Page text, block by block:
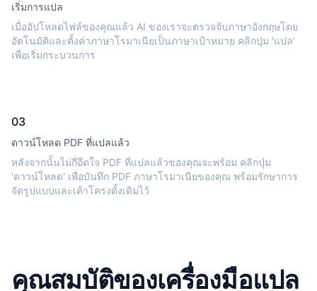
เริ่มการแปล
เมื่ออัปโหลดไฟล์ของคุณแล้ว AI ของเราจะตรวจจับภาษาอังกฤษโดย
อัตโนมัติและตั้งค่าภาษาโรมาเนียเป็นภาษาเป้าหมาย คลิกปุ่ม 'แปล'
เพื่อเริ่มกระบวนการ
03
ดาวน์โหลด PDF ที่แปลแล้ว
หลังจากนั้นไม่กี่อึดใจ PDF ที่แปลแล้วของคุณจะพร้อม คลิกปุ่ม
'ดาวน์โหลด' เพื่อบันทึก PDF ภาษาโรมาเนียของคุณ พร้อมรักษาการ
จัดรูปแบบและเค้าโครงดั้งเดิมไว้
คุณสมบัติของเครื่องมือแปล